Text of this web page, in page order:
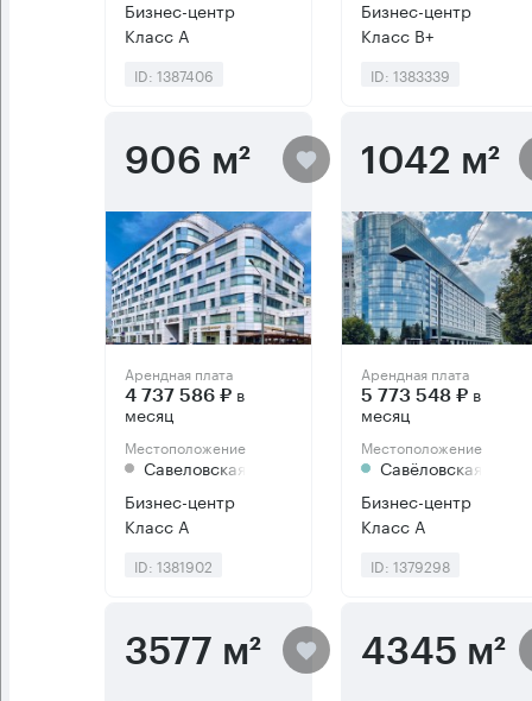
Бизнес-центр
Класс А
ID: 1387406
Бизнес-центр
Класс B+
ID: 1383339
906 м²
Арендная плата
4 737 586 ₽ в
месяц
Местоположение
Савеловская
Бизнес-центр
Класс А
ID: 1381902
1042 м²
Арендная плата
5 773 548 ₽в
месяц
Местоположение
Савёловская
Бизнес-центр
Класс А
ID: 1379298
3577 м² 4345 м²